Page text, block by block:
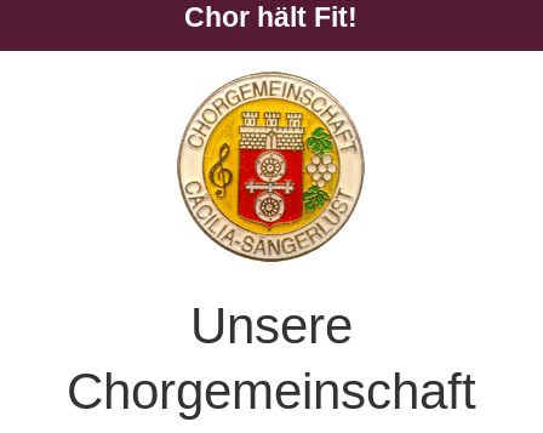
Chor hält Fit!
Unsere
Chorgemeinschaft